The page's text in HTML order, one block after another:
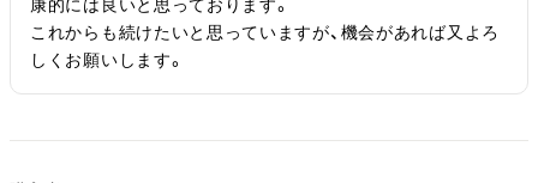
康的には良いと思っております。
これからも続けたいと思っていますが、機会があれば又よろ
しくお願いします。